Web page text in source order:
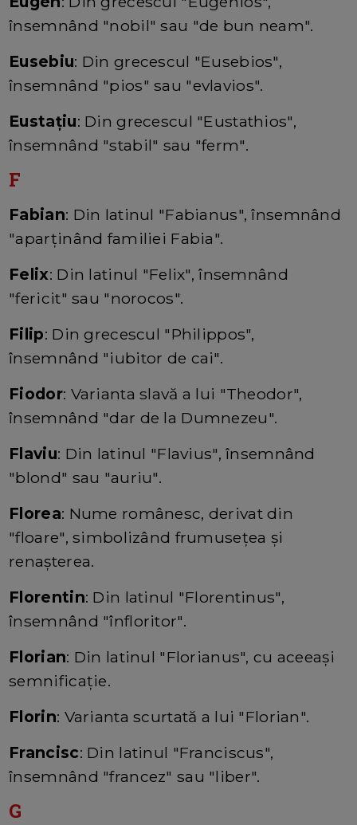
însemnând "nobil" sau "de bun neam".
Eusebiu: Din grecescul "Eusebios",
însemnând "pios" sau "evlavios".
Eustațiu: Din grecescul "Eustathios",
însemnând "stabil" sau "ferm".
F
Fabian: Din latinul "Fabianus", însemnând
"aparținând familiei Fabia".
Felix: Din latinul "Felix", însemnând
"fericit" sau "norocos".
Filip: Din grecescul "Philippos",
însemnând "iubitor de cai".
Fiodor: Varianta slavă a lui "Theodor",
însemnând "dar de la Dumnezeu".
Flaviu: Din latinul "Flavius", însemnând
"blond" sau "auriu".
Florea: Nume românesc, derivat din
"floare", simbolizând frumusețea și
renașterea.
Florentin: Din latinul "Florentinus",
însemnând "înfloritor".
Florian: Din latinul "Florianus", cu aceeași
semnificație.
Florin: Varianta scurtată a lui "Florian".
Francisc: Din latinul "Franciscus",
însemnând "francez" sau "liber".
G